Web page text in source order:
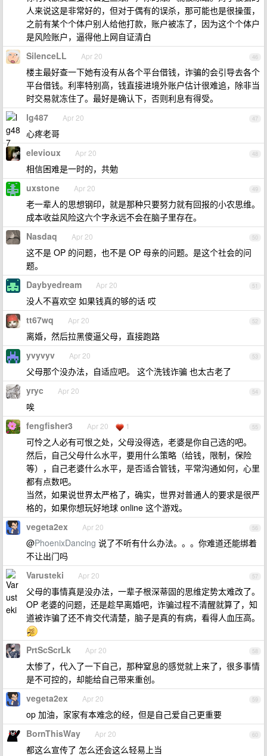
人来说这是非常好的，但对于偶有的误杀，那可能也是很操蛋，
之前有某个个体户别人给他打款，账户被冻了，因为这个个体户
是风险账户，逼得他上网自证清白
46
SilenceLL Apr 20
楼主最好查一下她有没有从各个平台借钱，诈骗的会引导去各个
平台借钱。利率特别高，钱直接进境外账户估计很难追，除非当
时交易就冻住了。最好是确认下，否则利息有得受。
47
lg487 Apr 20
心疼老哥
48
elevioux Apr 20
相信困难是一时的，共勉
49
uxstone Apr 20
老一辈人的思想钢印，就是那种只要努力就有回报的小农思维。
成本收益风险这六个字永远不会在脑子里存在。
50
Nasdaq Apr 20
这不是 OP 的问题，也不是 OP 母亲的问题。是这个社会的问
题。
51
Daybyedream Apr 20
没人不喜欢空 如果钱真的够的话 哎
52
tt67wq Apr 20
离婚，然后拉黑傻逼父母，直接跑路
53
yvyvyv Apr 20
父母那个没办法，自适应吧。 这个洗钱诈骗 也太古老了
54
yryc Apr 20
唉
55
fengfisher3 Apr 20 1
可怜之人必有可恨之处，父母没得选，老婆是你自己选的吧。
然后，自己父母什么水平，要用什么策略（给钱，限制，保险
等），自己老婆什么水平，是否适合管钱，平常沟通如何，心里
都有点数吧。
当然，如果说世界太严格了，确实，世界对普通人的要求是很严
格的，如果你想玩好地球 online 这个游戏。
56
vegeta2ex Apr 20
@PhoenixDancing 说了不听有什么办法。。。你难道还能绑着
不让出门吗
57
Varusteki Apr 20
父母的事情真是没办法，一辈子根深蒂固的思维定势太难改了。
OP 老婆的问题，还是趁早离婚吧，诈骗过程不清醒就算了，知
道被诈骗了还不肯交代清楚，脑子是真的有病，看得人血压高。
58
PrtScScrLk Apr 20
太惨了，代入了一下自己，那种窒息的感觉就上来了，很多事情
是不可控的，却能给自己带来重创。
59
vegeta2ex Apr 20
op 加油，家家有本难念的经，但是自己爱自己更重要
60
BornThisWay Apr 20
都这么宣传了 怎么还会这么轻易上当